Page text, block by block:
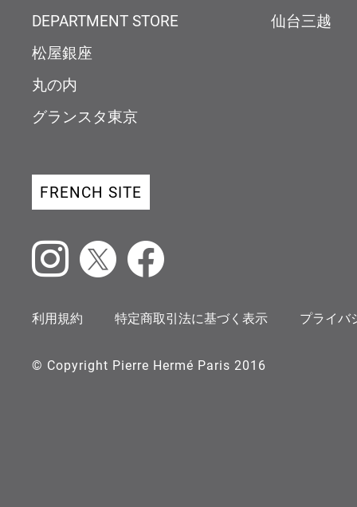
DEPARTMENT STORE
松屋銀座
丸の内
グランスタ東京
仙台三越
FRENCH SITE
利用規約 特定商取引法に基づく表示 プライバ
© Copyright Pierre Hermé Paris 2016